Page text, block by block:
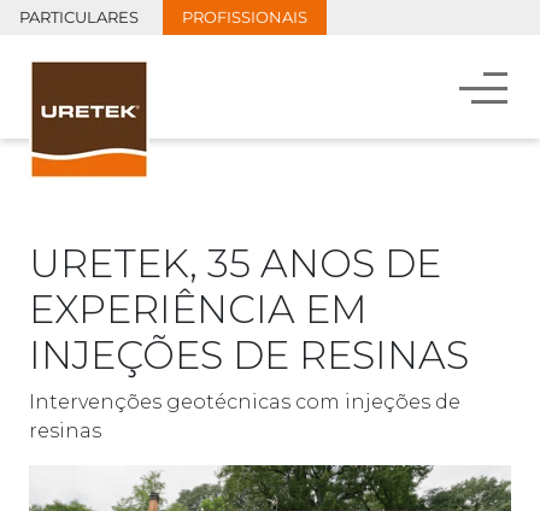
PARTICULARES PROFISSIONAIS
URETEK, 35 ANOS DE
EXPERIÊNCIA EM
INJEÇÕES DE RESINAS
Intervenções geotécnicas com injeções de
resinas